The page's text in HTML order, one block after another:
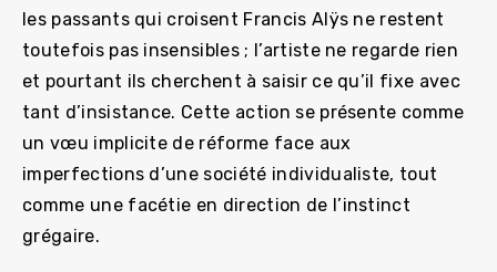
les passants qui croisent Francis Alÿs ne restent
toutefois pas insensibles ; l’artiste ne regarde rien
et pourtant ils cherchent à saisir ce qu’il fixe avec
tant d’insistance. Cette action se présente comme
un vœu implicite de réforme face aux
imperfections d’une société individualiste, tout
comme une facétie en direction de l’instinct
grégaire.